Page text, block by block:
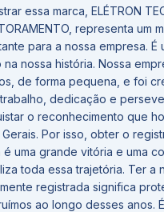
essa marca, ELÉTRON
representa um
para a nossa empresa. É
na nossa história. Nossa
de forma pequena, e foi
dedicação e
o reconhecimento que
Gerais. Por isso, obter o
é uma grande vitória e uma
toda essa trajetória. Ter a
registrada significa
ao longo desses anos.